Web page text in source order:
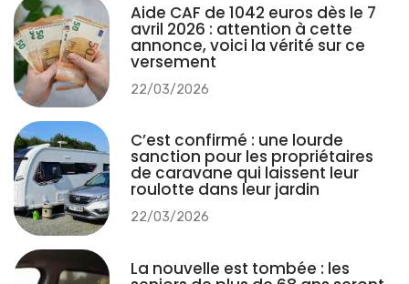
Aide CAF de 1042 euros dès le 7
avril 2026 : attention à cette
annonce, voici la vérité sur ce
versement
22/03/2026
C’est confirmé : une lourde
sanction pour les propriétaires
de caravane qui laissent leur
roulotte dans leur jardin
22/03/2026
La nouvelle est tombée : les